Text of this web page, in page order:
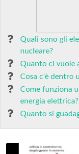
Quali sono gli
nucleare?
Quanto ci vuole
Cosa c'è dentro
Come funziona
energia elettrica?
Quanto si